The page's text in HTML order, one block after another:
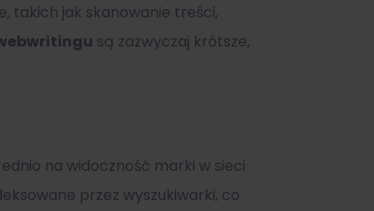
takich jak skanowanie treści,
są zazwyczaj krótsze,
na widoczność marki w sieci
przez wyszukiwarki, co